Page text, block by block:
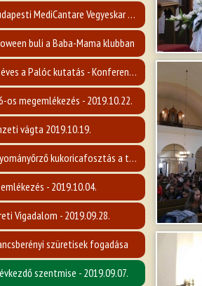
A Budapesti MediCantare Vegyeskar koncertje
buli a Baba-Mama klubban
200 éves a Palóc kutatás - Konferencia
os megemlékezés - 2019.10.22.
vágta 2019.10.19.
Hagyományőrző kukoricafosztás a tájháznál
- 2019.10.04.
Vigadalom - 2019.09.28.
szüretisek fogadása
szentmise - 2019.09.07.